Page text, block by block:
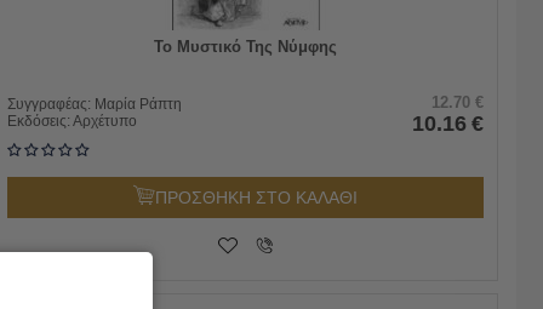
Το Μυστικό Της Νύμφης
Συγγραφέας: Μαρία Ράπτη
Εκδόσεις:Αρχέτυπο
12.70 €
10.16 €
ΠΡΟΣΘΗΚΗ ΣΤΟ ΚΑΛΑΘΙ